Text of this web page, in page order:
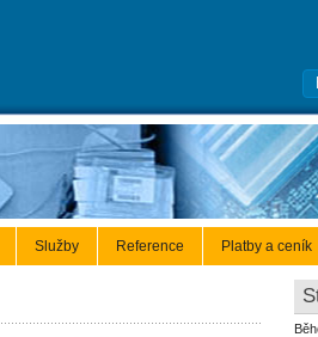
Služby Reference Platby a ceník